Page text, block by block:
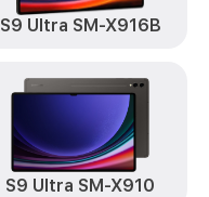
S9 Ultra SM-X916B
S9 Ultra SM-X910